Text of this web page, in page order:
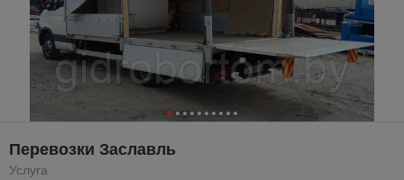
Перевозки Заславль
Услуга